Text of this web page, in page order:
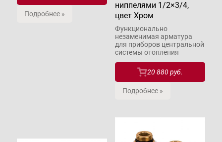
Подробнее »
ниппелями 1/2×3/4,
цвет Хром
Функционально
незаменимая арматура
для приборов центральной
системы отопления
20 880 руб.
Подробнее »